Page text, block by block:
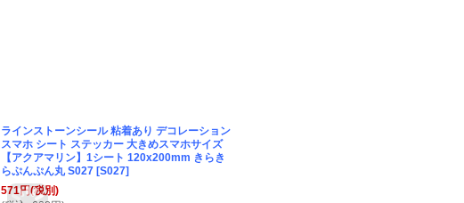
ラインストーンシール 粘着あり デコレーション
スマホ シート ステッカー 大きめスマホサイズ
【アクアマリン】1シート 120x200mm きらき
らぷんぷん丸 S027 [S027]
571円(税別)